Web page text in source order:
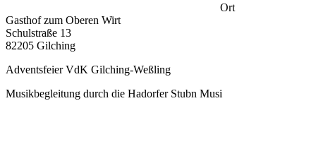
Ort
Gasthof zum Oberen Wirt
Schulstraße 13
82205 Gilching
Adventsfeier VdK Gilching-Weßling
Musikbegleitung durch die Hadorfer Stubn Musi